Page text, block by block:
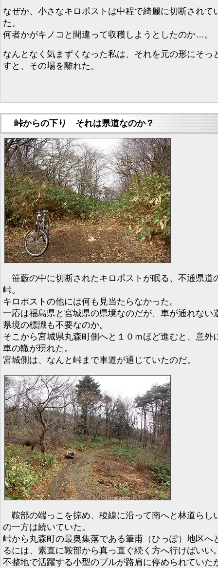
なぜか、小さなキロポストは中程で綺麗に切断されて
た。
何者かがキノコと間違って収穫しようとしたのか…。
なんとなく気まずくなった私は、それを元の形にそっ
すと、その場を離れた。
峠からの下り それは県道なのか？
笹藪の中に切断されたキロポストが眠る、不通県道
峠。
キロポストの他には何も見当たらなかった。
一応は福島県と宮城県の県境なのだが、車が通れない
県境の標識も不要なのか。
そこから宮城県丸森町側へと１０ｍほど進むと、意外
車の轍が現れた。
宮城側は、なんと峠まで車道が通じていたのだ。
鞍部の端っこを掠め、稜線に沿って南へと林道らし
の一方は続いていた。
峠から丸森町の最奥集落である筆甫（ひっぽ）地区へ
るには、素直に鞍部から真っ直ぐ続く方へ行けばいい
不整地で活躍する小型のブルが路肩に停められていた